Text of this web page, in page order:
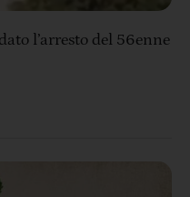
l’arresto del 56enne